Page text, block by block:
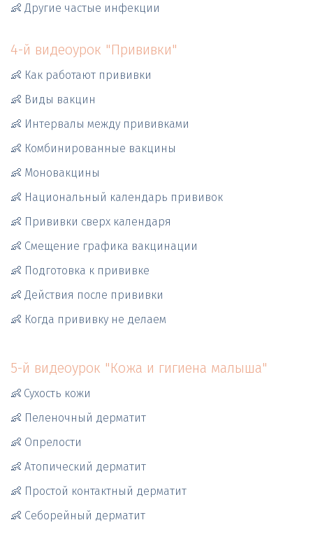
👶 Другие частые инфекции
4-й видеоурок "Прививки"
👶 Как работают прививки
👶 Виды вакцин
👶 Интервалы между прививками
👶 Комбинированные вакцины
👶 Моновакцины
👶 Национальный календарь прививок
👶 Прививки сверх календаря
👶 Смещение графика вакцинации
👶 Подготовка к прививке
👶 Действия после прививки
👶 Когда прививку не делаем
5-й видеоурок "Кожа и гигиена малыша"
👶 Сухость кожи
👶 Пеленочный дерматит
👶 Опрелости
👶 Атопический дерматит
👶 Простой контактный дерматит
👶 Себорейный дерматит